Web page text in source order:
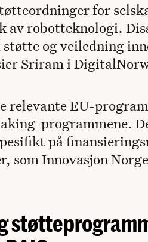
for
robotteknologi.
og veiledning
Sriram i
relevante EU-
programmene.
på
som Innovasjon